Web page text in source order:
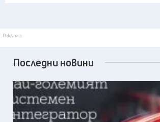
Реклама
Последни новини